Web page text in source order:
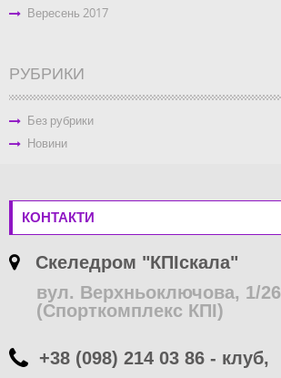
Вересень 2017
РУБРИКИ
Без рубрики
Новини
КОНТАКТИ
Скеледром "КПІскала"
вул. Верхньоключова, 1/26
(Спорткомплекс КПІ)
+38 (098) 214 03 86 - клуб,